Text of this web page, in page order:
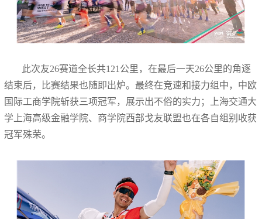
此次友26赛道全长共121公里，在最后一天26公里的角逐
结束后，比赛结果也随即出炉。最终在竞速和接力组中，中欧
国际工商学院斩获三项冠军，展示出不俗的实力；上海交通大
学上海高级金融学院、商学院西部戈友联盟也在各自组别收获
冠军殊荣。